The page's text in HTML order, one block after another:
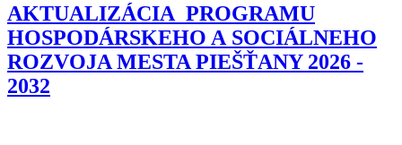
AKTUALIZÁCIA PROGRAMU
HOSPODÁRSKEHO A SOCIÁLNEHO
ROZVOJA MESTA PIEŠŤANY 2026 -
2032